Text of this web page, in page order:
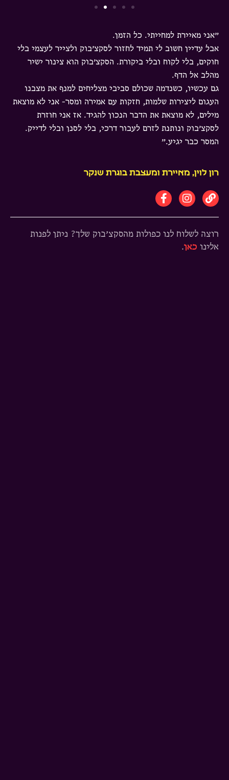
״אני מאיירת למחייתי. כל הזמן.
אבל עדיין חשוב לי תמיד לחזור לסקצ׳בוק ולצייר לעצמי בלי
חוקים, בלי לקוח ובלי ביקורת. הסקצ׳בוק הוא צינור ישיר
מהלב אל הדף.
גם עכשיו, כשנדמה שכולם סביבי מצליחים למנף את מצבנו
העגום ליצירות שלמות, חזקות עם אמירה ומסר- אני לא מוצאת
מילים, לא מוצאת את הדבר הנכון להגיד. אז אני חוזרת
לסקצ׳בוק ונותנת לזרם לעבור דרכי, בלי לסנן ובלי לדייק.
המסר כבר יגיע.״
רון לוין, מאיירת ומעצבת בוגרת שנקר
רוצה לשלוח לנו כפולות מהסקצ׳בוק שלך? ניתן לפנות
אלינו כאן.